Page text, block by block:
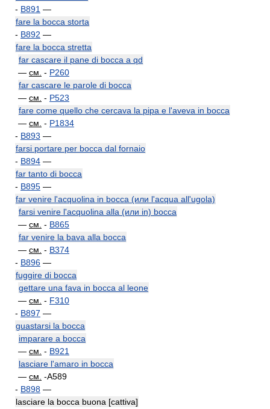
- B891 —
fare la bocca storta
- B892 —
fare la bocca stretta
far cascare il pane di bocca a qd
— см. - P260
far cascare le parole di bocca
— см. - P523
fare come quello che cercava la pipa e l'aveva in bocca
— см. - P1834
- B893 —
farsi portare per bocca dal fornaio
- B894 —
far tanto di bocca
- B895 —
far venire l'acquolina in bocca (или l'acqua all'ugola)
farsi venire l'acquolina alla (или in) bocca
— см. - B865
far venire la bava alla bocca
— см. - B374
- B896 —
fuggire di bocca
gettare una fava in bocca al leone
— см. - F310
- B897 —
guastarsi la bocca
imparare a bocca
— см. - B921
lasciare l'amaro in bocca
— см. -A589
- B898 —
lasciare la bocca buona [cattiva]